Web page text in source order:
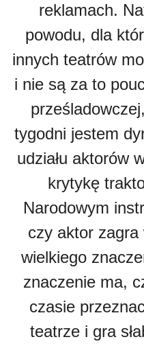
reklamach.
powodu, dla
innych teatrów
i nie są za to
tygodni jestem
udziału aktorów
krytykę
Narodowym
czy aktor
wielkiego
znaczenie ma,
czasie
teatrze i gra